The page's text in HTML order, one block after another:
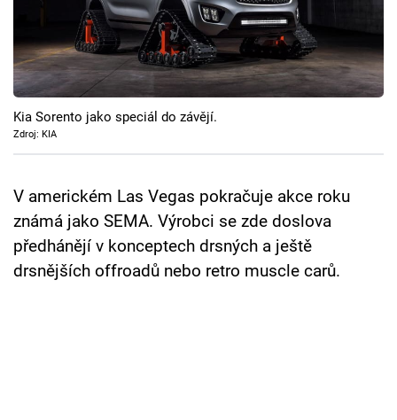
Cool Esport
Pořady
Sledujte prima+
Přihlášení
Kia Sorento jako speciál do závějí.
Zdroj: KIA
V americkém Las Vegas pokračuje akce roku
známá jako SEMA. Výrobci se zde doslova
předhánějí v konceptech drsných a ještě
drsnějších offroadů nebo retro muscle carů.